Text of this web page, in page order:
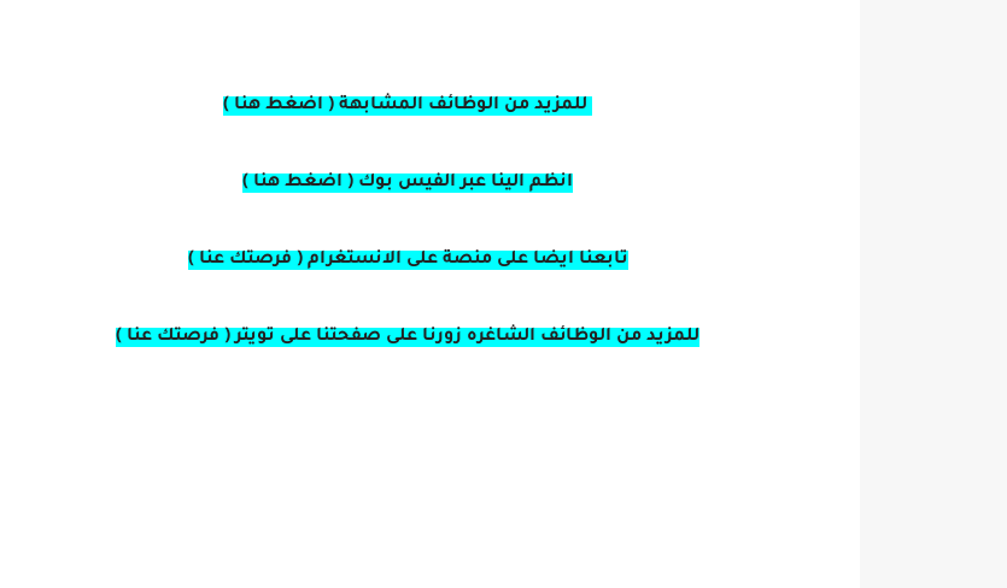
للمزيد من الوظائف المشابهة ( اضغط هنا )
انظم الينا عبر الفيس بوك ( اضغط هنا )
تابعنا ايضا على منصة على الانستغرام ( فرصتك عنا )
للمزيد من الوظائف الشاغره زورنا على صفحتنا على تويتر ( فرصتك عنا )